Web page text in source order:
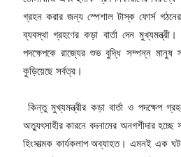
গ্রহন করার জন্য স্পেশাল টাস্ক ফোর্স
ব্যবস্থা গ্রহণের কড়া বার্তা দেন
পদক্ষেপকে রাজ্যের শুভ বুদ্ধি সম্পন্ন মানুষ
কুড়িয়েছে সর্বত্র।
কিন্তু মুখ্যমন্ত্রীর কড়া বার্তা ও পদক্ষেপ
অত্যুৎসাহীর কারনে বদনামের অনগশীদার
হিংসাত্মক কার্যকলাপ অব্যাহত। এমনই এক